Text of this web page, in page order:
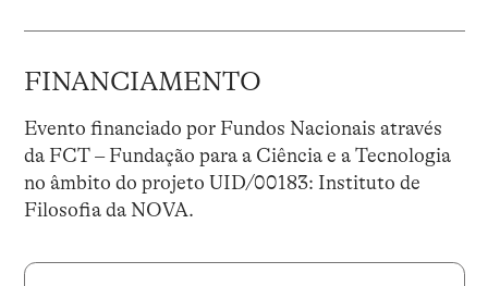
FINANCIAMENTO
Evento financiado por Fundos Nacionais através
da FCT – Fundação para a Ciência e a Tecnologia
no âmbito do projeto UID/00183: Instituto de
Filosofia da NOVA.